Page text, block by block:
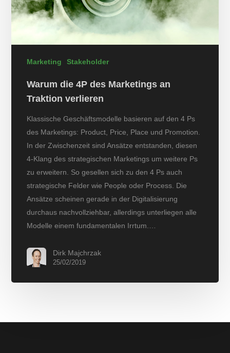
Marketing Stakeholder
Warum die 4P des Marketings an
Traktion verlieren
Klassische Geschäftsmodelle basieren auf den 4 Ps
des Marketings: Product, Price, Place und Promotion.
In der Zwischenzeit sind Ansätze entstanden, diesen
4-Klang des strategischen Marketings um weitere Ps
zu erweitern. So gesellen sich zu den 4 Ps auch
strategische Felder wie People oder Process. Die
Ansätze scheinen gerade in der Digitalisierung
durchaus nachvollziehbar, allerdings unterliegen alle
Modelle einem fundamentalen Irrtum.…
Dirk Majchrzak
25/02/2019